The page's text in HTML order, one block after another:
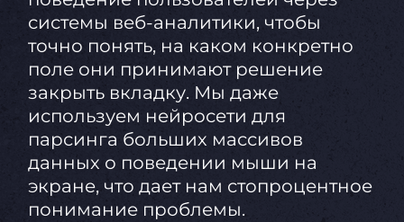
системы веб-аналитики, чтобы
точно понять, на каком конкретно
поле они принимают решение
закрыть вкладку. Мы даже
используем нейросети для
парсинга больших массивов
данных о поведении мыши на
экране, что дает нам стопроцентное
понимание проблемы.